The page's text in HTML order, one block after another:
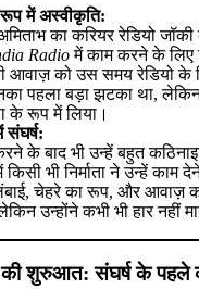
में अस्वीकृति:
का करियर रेडियो
Radioमें काम करने के लिए
आवाज़ को उस समय रेडियो के
पहला बड़ा झटका था,
के रूप में लिया।
संघर्ष:
के बाद भी उन्हें बहुत
भी निर्माता ने उन्हें काम
चेहरे का रूप, और आवाज़
उन्होंने कभी भी हार नहीं
की शुरुआत: संघर्ष के पहले